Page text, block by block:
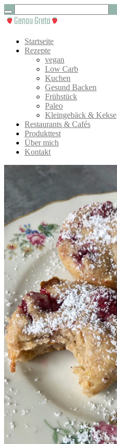
Startseite
Rezepte
vegan
Low Carb
Kuchen
Gesund Backen
Frühstück
Paleo
Kleingebäck & Kekse
Restaurants & Cafés
Produkttest
Über mich
Kontakt